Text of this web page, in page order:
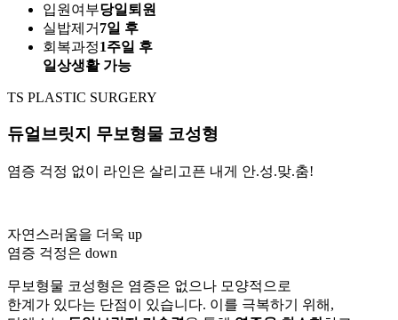
입원여부당일퇴원
실밥제거 7일 후
회복과정1주일 후
일상생활 가능
TS PLASTIC SURGERY
듀얼브릿지 무보형물 코성형
염증 걱정 없이 라인은 살리고픈 내게 안.성.맞.춤!
자연스러움을 더욱 up
염증 걱정은 down
무보형물 코성형은 염증은 없으나 모양적으로
한계가 있다는 단점이 있습니다. 이를 극복하기 위해,